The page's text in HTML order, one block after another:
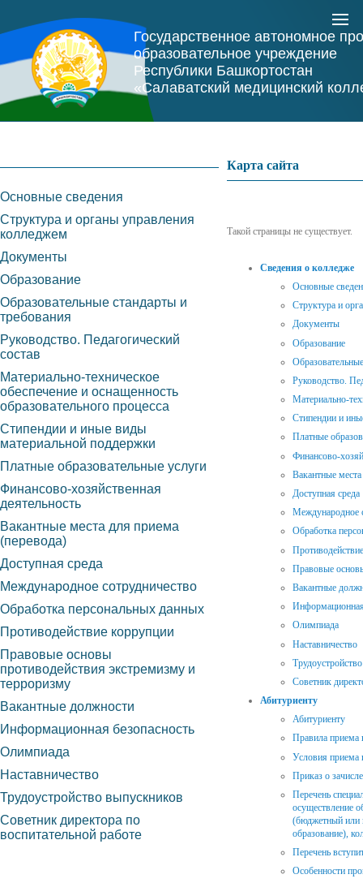
Государственное автономное
образовательное учреждение
Республики Башкортостан
«Салаватский медицинский
Карта сайта
Такой страницы не существует.
Сведения о колледже
Основные
Структура и
Документы
Образование
Руководство.
Материально-
Стипендии и
Платные
Финансово-
Вакантные
Доступная среда
Международное
Обработка
Правовые
Вакантные
Информационная
Олимпиада
Наставничество
Советник
Абитуриенту
Абитуриенту
Правила приема
Условия приема
Приказ о
Перечень
осуществление
(бюджетный или
образование),
Перечень
Особенности
Основные сведения
Структура и органы управления
колледжем
Документы
Образование
Образовательные стандарты и
требования
Руководство. Педагогический
состав
Материально-техническое
обеспечение и оснащенность
образовательного процесса
Стипендии и иные виды
материальной поддержки
Платные образовательные услуги
Финансово-хозяйственная
деятельность
Вакантные места для приема
(перевода)
Доступная среда
Международное сотрудничество
Обработка персональных данных
Противодействие коррупции
Правовые основы
противодействия экстремизму и
терроризму
Вакантные должности
Информационная безопасность
Олимпиада
Наставничество
Трудоустройство выпускников
Советник директора по
воспитательной работе